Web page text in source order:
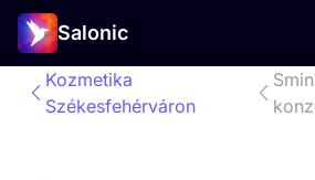
Salonic
Kozmetika
Székesfehérváron